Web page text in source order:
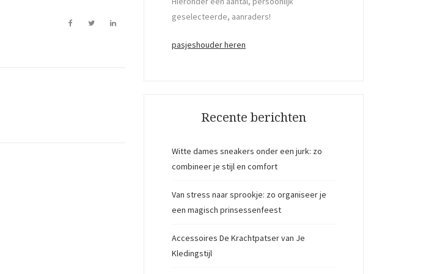
geselecteerde, aanraders!
pasjeshouder heren
Recente berichten
Witte dames sneakers onder een jurk: zo
combineer je stijl en comfort
Van stress naar sprookje: zo organiseer je
een magisch prinsessenfeest
Accessoires De Krachtpatser van Je
Kledingstijl